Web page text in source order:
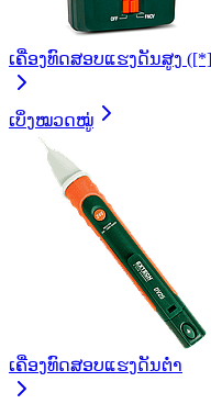
ເຄື່ອງທົດສອບແຮງດັນສູງ ([*]
ເບິ່ງໝວດໝູ່
ເຄື່ອງທົດສອບແຮງດັນຕໍ່າ